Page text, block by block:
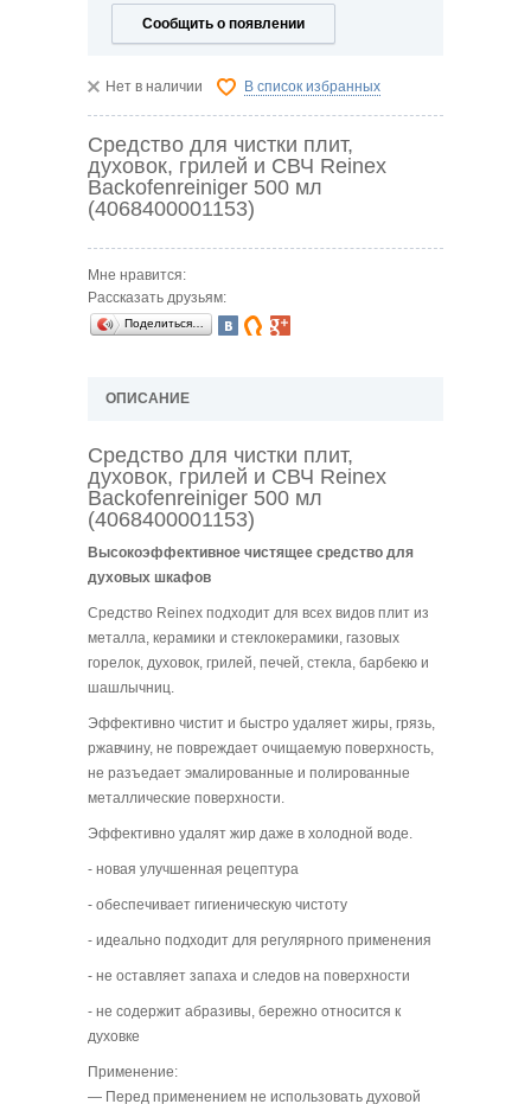
Сообщить о появлении
Нет в наличии В список избранных
Средство для чистки плит,
духовок, грилей и СВЧ Reinex
Backofenreiniger 500 мл
(4068400001153)
Мне нравится:
Рассказать друзьям:
Поделиться…
ОПИСАНИЕ
Средство для чистки плит,
духовок, грилей и СВЧ Reinex
Backofenreiniger 500 мл
(4068400001153)
Высокоэффективное чистящее средство для
духовых шкафов
Средство Reinex подходит для всех видов плит из
металла, керамики и стеклокерамики, газовых
горелок, духовок, грилей, печей, стекла, барбекю и
шашлычниц.
Эффективно чистит и быстро удаляет жиры, грязь,
ржавчину, не повреждает очищаемую поверхность,
не разъедает эмалированные и полированные
металлические поверхности.
Эффективно удалят жир даже в холодной воде.
- новая улучшенная рецептура
- обеспечивает гигиеническую чистоту
- идеально подходит для регулярного применения
- не оставляет запаха и следов на поверхности
- не содержит абразивы, бережно относится к
духовке
Применение:
― Перед применением не использовать духовой